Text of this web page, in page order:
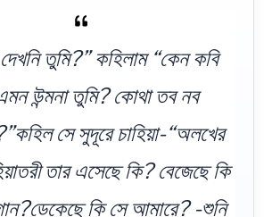
তুমি?” কহিলাম “কেন কবি
উন্মনা তুমি? কোথা তব নব
সে সুদূরে চাহিয়া-“অলখের
তার এসেছে কি? বেজেছে কি
কি সে আমারে? -শুনি